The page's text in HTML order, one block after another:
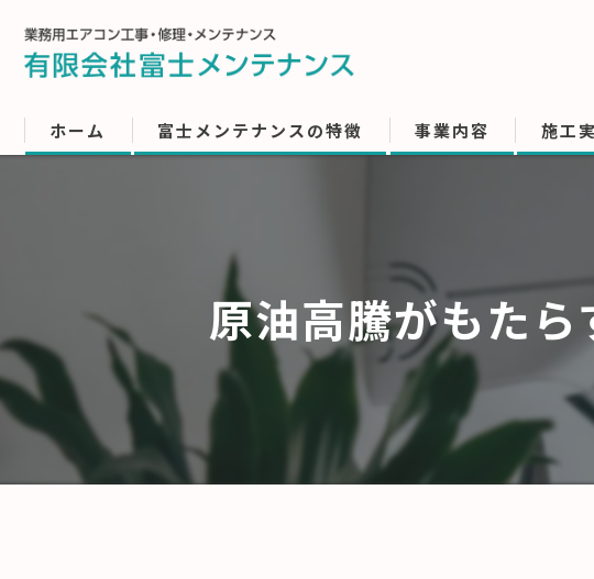
ホーム 富士メンテナンスの特徴 事業内容 施工
原油高騰がもた